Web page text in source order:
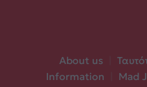
About us
Information
Mad